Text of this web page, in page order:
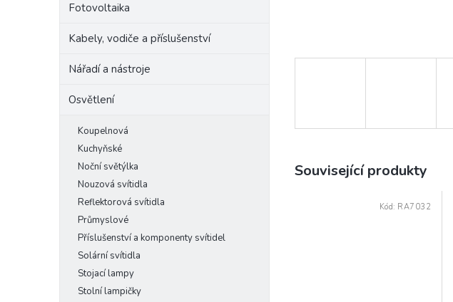
Fotovoltaika
Kabely, vodiče a příslušenství
Nářadí a nástroje
Osvětlení
Koupelnová
Kuchyňské
Noční světýlka
Nouzová svítidla
Reflektorová svítidla
Průmyslové
Příslušenství a komponenty svítidel
Solární svítidla
Stojací lampy
Stolní lampičky
Související produkty
Kód: RA7032